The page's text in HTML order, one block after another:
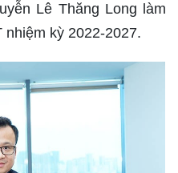
Lê Thăng Long làm
kỳ 2022-2027.